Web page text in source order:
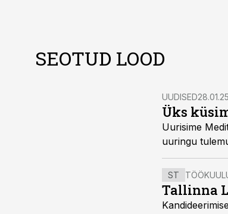
SEOTUD LOOD
UUDISED
Üks
Uurisime
uuringu
ST
Tallinna